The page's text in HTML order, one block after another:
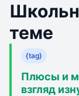
теме
{tag}
Плюсы и
взгляд